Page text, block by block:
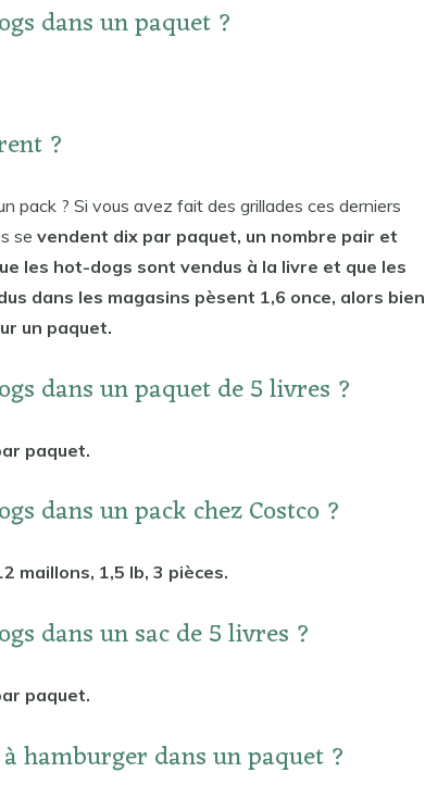
dans un paquet ?
?
pack ? Si vous avez fait des grillades ces derniers
se vendent dix par paquet, un nombre pair et
les hot-dogs sont vendus à la livre et que les
dans les magasins pèsent 1,6 once, alors bien
un paquet.
dans un paquet de 5 livres ?
paquet.
dans un pack chez Costco ?
maillons, 1,5 lb, 3 pièces.
dans un sac de 5 livres ?
paquet.
hamburger dans un paquet ?